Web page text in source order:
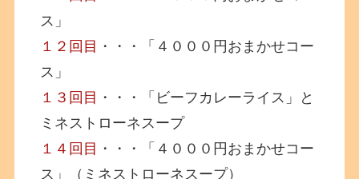
ス」
１２回目 ・・・「４０００円おまかせコー
ス」
１３回目 ・・・「ビーフカレーライス」と
ミネストローネスープ
１４回目 ・・・「４０００円おまかせコー
ス」（ミネストローネスープ）